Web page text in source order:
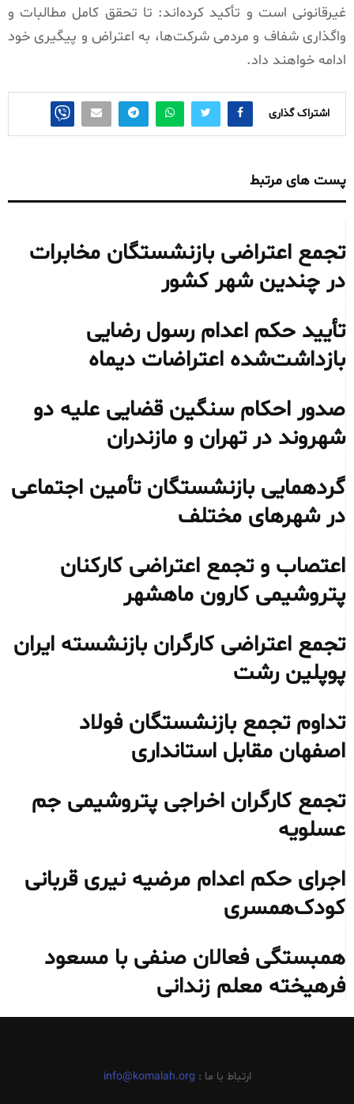
غیرقانونی است و تأکید کرده‌اند: تا تحقق کامل مطالبات و
واگذاری شفاف و مردمی شرکت‌ها، به اعتراض و پیگیری خود
ادامه خواهند داد.
اشتراک گذاری
پست های مرتبط
تجمع اعتراضی بازنشستگان مخابرات
در چندین شهر کشور
تأیید حکم اعدام رسول رضایی
بازداشت‌شده اعتراضات دیماه
صدور احکام سنگین قضایی علیه دو
شهروند در تهران و مازندران
گردهمایی بازنشستگان تأمین اجتماعی
در شهرهای مختلف
اعتصاب و تجمع اعتراضی کارکنان
پتروشیمی کارون ماهشهر
تجمع اعتراضی کارگران بازنشسته ایران
پوپلین رشت
تداوم تجمع بازنشستگان فولاد
اصفهان مقابل استانداری
تجمع کارگران اخراجی پتروشیمی جم
عسلویه
اجرای حکم اعدام مرضیه نیری قربانی
کودک‌همسری
همبستگی فعالان صنفی با مسعود
فرهیخته معلم زندانی
ارتباط با ما : info@komalah.org